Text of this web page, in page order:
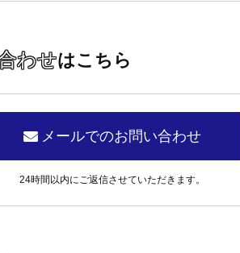
わせはこちら
メールでのお問い合わせ
24時間以内にご返信させていただきます。